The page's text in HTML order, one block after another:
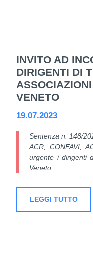
INVITO AD
DIRIGENTI DI
VENETO
19.07.2023
Sentenza n. 148/
ACR, CONFAVI,
urgente i dirigenti
Veneto.
LEGGI TUTTO